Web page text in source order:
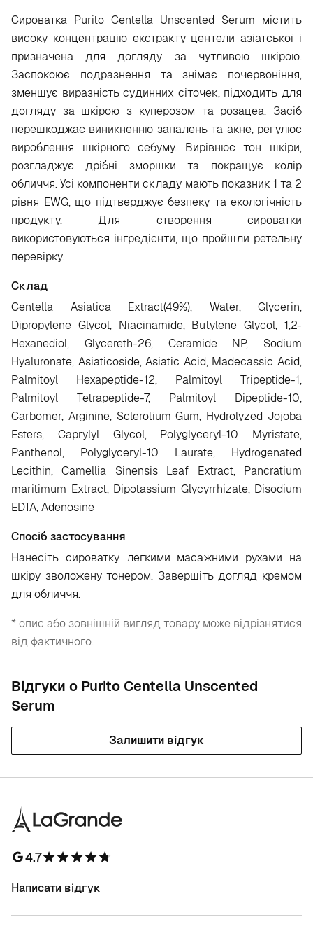
Сироватка Purito Centella Unscented Serum містить
високу концентрацію екстракту центели азіатської і
призначена для догляду за чутливою шкірою.
Заспокоює подразнення та знімає почервоніння,
зменшує виразність судинних сіточек, підходить для
догляду за шкірою з куперозом та розацеа. Засіб
перешкоджає виникненню запалень та акне, регулює
вироблення шкірного себуму. Вирівнює тон шкіри,
розгладжує дрібні зморшки та покращує колір
обличчя. Усі компоненти складу мають показник 1 та 2
рівня EWG, що підтверджує безпеку та екологічність
продукту. Для створення сироватки
використовуються інгредієнти, що пройшли ретельну
перевірку.
Склад
Centella Asiatica Extract(49%), Water, Glycerin,
Dipropylene Glycol, Niacinamide, Butylene Glycol, 1,2-
Hexanediol, Glycereth-26, Ceramide NP, Sodium
Hyaluronate, Asiaticoside, Asiatic Acid, Madecassic Acid,
Palmitoyl Hexapeptide-12, Palmitoyl Tripeptide-1,
Palmitoyl Tetrapeptide-7, Palmitoyl Dipeptide-10,
Carbomer, Arginine, Sclerotium Gum, Hydrolyzed Jojoba
Esters, Caprylyl Glycol, Polyglyceryl-10 Myristate,
Panthenol, Polyglyceryl-10 Laurate, Hydrogenated
Lecithin, Camellia Sinensis Leaf Extract, Pancratium
maritimum Extract, Dipotassium Glycyrrhizate, Disodium
EDTA, Adenosine
Спосіб застосування
Нанесіть сироватку легкими масажними рухами на
шкіру зволожену тонером. Завершіть догляд кремом
для обличчя.
* опис або зовнішній вигляд товару може відрізнятися
від фактичного.
Відгуки о Purito Centella Unscented
Serum
Залишити відгук
4.7
Написати відгук